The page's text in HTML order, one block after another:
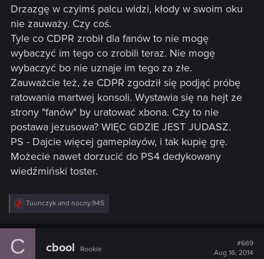
Drzazgę w czyimś palcu widzi, kłody w swoim oku
nie zauważy. Czy coś.
Tyle co CDPR zrobił dla fanów to nie mogę
wybaczyć im tego co zrobili teraz. Nie mogę
wybaczyć bo nie uznaje im tego za złe.
Zauważcie też, że CDPR zgodził się podjąć próbę
ratowania martwej konsoli. Wystawia się na hejt ze
strony "fanów" by uratować xbona. Czy to nie
postawa jezusowa? WIĘC GDZIE JEST JUDASZ.
PS - Dajcie więcej gameplayów, i tak kupię grę.
Możecie nawet dorzucić do PS4 dedykowany
wiedźmiński toster.
R
e
c
Tuunczyk and nocny.945
C cbool Rookie
#669
Aug 16, 2014